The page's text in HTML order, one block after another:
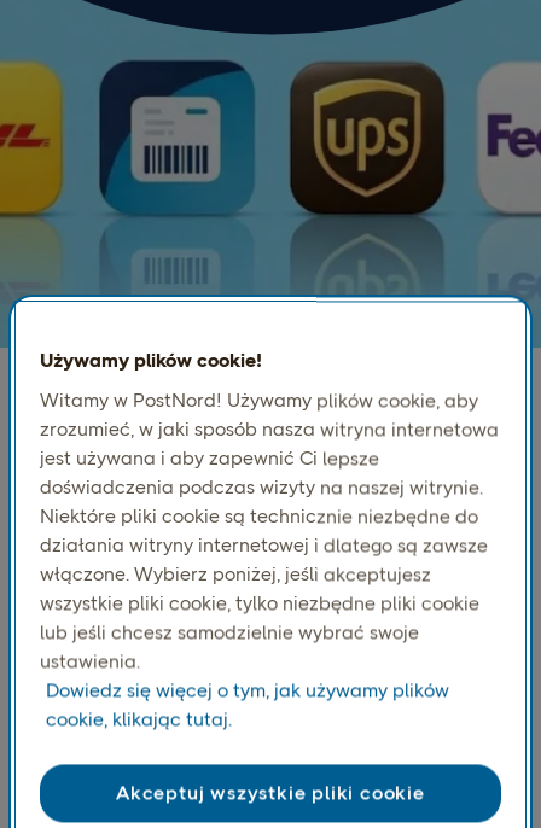
Łatwa wysyłka wieloma
przewoźnikami
Uprość swoje operacje wysyłkowe dzięki platformom
dla wielu przewoźników, które umożliwiają dodanie
PostNord i innych przewoźników. Zarządzaj
rezerwacjami, etykietami i śledzeniem wszystkich
dostaw w jednym miejscu.
Używamy plików cookie!
Witamy w PostNord! Używamy plików cookie, aby
zrozumieć, w jaki sposób nasza witryna internetowa
jest używana i aby zapewnić Ci lepsze
doświadczenia podczas wizyty na naszej witrynie.
Niektóre pliki cookie są technicznie niezbędne do
działania witryny internetowej i dlatego są zawsze
włączone. Wybierz poniżej, jeśli akceptujesz
wszystkie pliki cookie, tylko niezbędne pliki cookie
lub jeśli chcesz samodzielnie wybrać swoje
ustawienia.
Dowiedz się więcej o tym, jak używamy plików
cookie, klikając tutaj.
Akceptuj wszystkie pliki cookie